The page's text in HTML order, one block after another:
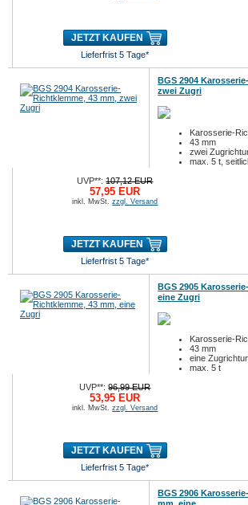
JETZT KAUFEN
Lieferfrist 5 Tage*
BGS 2904
zwei Zugri
Karosserie-
43 mm
zwei
max. 5 t,
UVP**:107,12 EUR
57,95 EUR
inkl. MwSt.zzgl. Versand
JETZT KAUFEN
Lieferfrist 5 Tage*
BGS 2905
eine Zugri
Karosserie-
43 mm
eine
max. 5 t
UVP**:96,99 EUR
53,95 EUR
inkl. MwSt.zzgl. Versand
JETZT KAUFEN
Lieferfrist 5 Tage*
BGS 2906